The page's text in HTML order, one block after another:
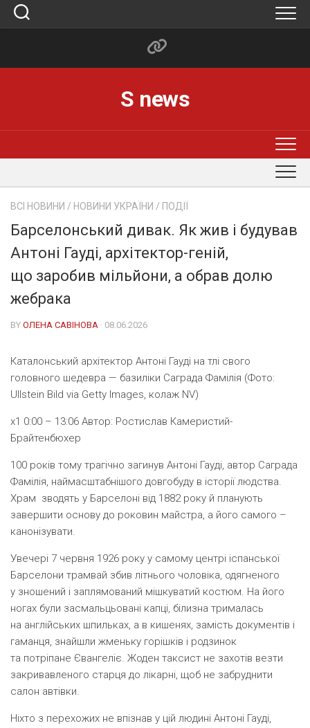
Skip
S news
ВСІ НОВИНИ / НОВИНИ УКРАЇНИ / ПОДІЇ
Барселонський дивак. Як жив і будував
Антоні Гауді, архітектор-геній,
що заробив мільйони, а обрав долю
жебрака
BY ОЛЕНА САВІНОВА · 08.06.2026
Каталонський архітектор Антоні Гауді на тлі свого
головного шедевра — базиліки Саграда Фамілія (Фото:
Ullstein Bild via Getty Images, колаж NV)
x1 0:00 – 13:06 Автор: Ростислав Камеристий-
Брайтенбюхер
100 років тому трагічно загинув Антоні Гауді, автор Саграда
Фамілія, наймасштабнішого довгобуду в історії людства.
Храм зводять у Барселоні від 1882 року й планують
завершити основу до роковин майстра, а його самого –
канонізувати.
Увечері 7 червня 1926 року у самому центрі іспанської
Барселони трамвай збив літнього чоловіка, одягненого
у зношений і заплямований мішкуватий костюм. На його
ногах були засмальцьовані капці, білизна трималась
на англійських шпильках, а в кишенях, замість документів і
гаманця, знайшли жменьку горішків і родзинок
та потріпане Євангеліє. Жоден таксист не захотів везти
закривавленого старця до лікарні, щоб не забруднити
салон автівки.
Ніхто з перехожих не впізнав у цій людині Антоні Гауді,